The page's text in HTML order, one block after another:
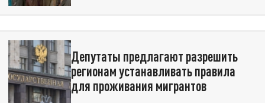
Депутаты предлагают разрешить
регионам устанавливать правила
для проживания мигрантов